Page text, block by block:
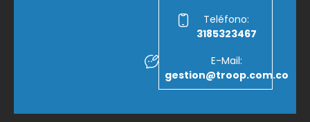
Teléfono:
3185323467
E-Mail:
gestion@troop.com.co